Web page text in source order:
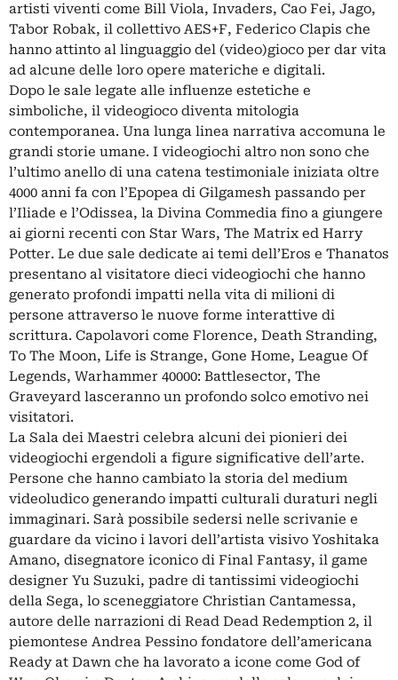
artisti viventi come Bill Viola, Invaders, Cao Fei, Jago,
Tabor Robak, il collettivo AES+F, Federico Clapis che
hanno attinto al linguaggio del (video)gioco per dar vita
ad alcune delle loro opere materiche e digitali.
Dopo le sale legate alle influenze estetiche e
simboliche, il videogioco diventa mitologia
contemporanea. Una lunga linea narrativa accomuna le
grandi storie umane. I videogiochi altro non sono che
l’ultimo anello di una catena testimoniale iniziata oltre
4000 anni fa con l’Epopea di Gilgamesh passando per
l’Iliade e l’Odissea, la Divina Commedia fino a giungere
ai giorni recenti con Star Wars, The Matrix ed Harry
Potter. Le due sale dedicate ai temi dell’Eros e Thanatos
presentano al visitatore dieci videogiochi che hanno
generato profondi impatti nella vita di milioni di
persone attraverso le nuove forme interattive di
scrittura. Capolavori come Florence, Death Stranding,
To The Moon, Life is Strange, Gone Home, League Of
Legends, Warhammer 40000: Battlesector, The
Graveyard lasceranno un profondo solco emotivo nei
visitatori.
La Sala dei Maestri celebra alcuni dei pionieri dei
videogiochi ergendoli a figure significative dell’arte.
Persone che hanno cambiato la storia del medium
videoludico generando impatti culturali duraturi negli
immaginari. Sarà possibile sedersi nelle scrivanie e
guardare da vicino i lavori dell’artista visivo Yoshitaka
Amano, disegnatore iconico di Final Fantasy, il game
designer Yu Suzuki, padre di tantissimi videogiochi
della Sega, lo sceneggiatore Christian Cantamessa,
autore delle narrazioni di Read Dead Redemption 2, il
piemontese Andrea Pessino fondatore dell’americana
Ready at Dawn che ha lavorato a icone come God of